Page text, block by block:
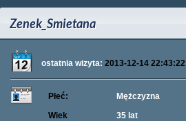
Zenek_Smietana
ostatnia wizyta: 2013-12-14 22:43:22
Płeć:
Mężczyzna
Wiek
35 lat